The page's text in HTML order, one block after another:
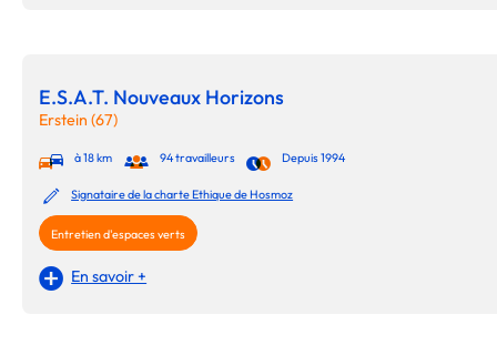
E.S.A.T. Nouveaux Horizons
Erstein (67)
à 18 km 94 travailleurs Depuis 1994
Signataire de la charte Ethique de Hosmoz
Entretien d'espaces verts
En savoir +